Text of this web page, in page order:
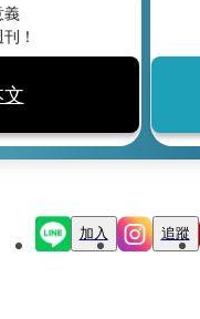
義
！
加入 追蹤